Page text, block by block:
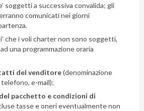
soggetti a successiva convalida; gli
comunicati nei giorni
che i voli charter non sono soggetti,
una programmazione oraria
del venditore(denominazione
e-mail);
pacchetto e condizioni di
tasse e oneri eventualmente non